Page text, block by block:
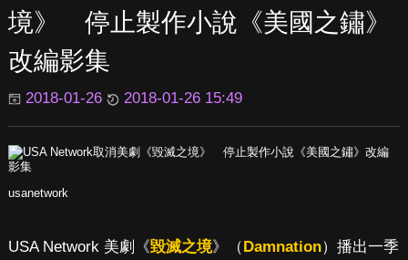
境》 停止製作小說《美國之鏽》
改編影集
2018-01-26 2018-01-26 15:49
usanetwork
USA Network 美劇《毀滅之境》（Damnation）播出一季